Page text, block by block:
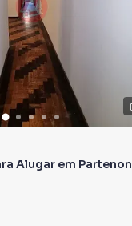
Alugar em Partenon